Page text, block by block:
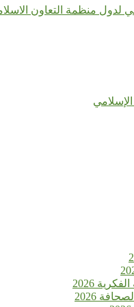
لدول منظمة التعاون
2026
2026